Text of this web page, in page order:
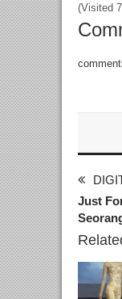
(Visited
Just